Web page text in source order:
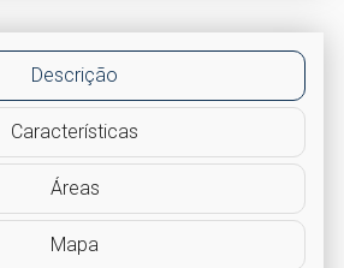
Descrição
Características
Áreas
Mapa